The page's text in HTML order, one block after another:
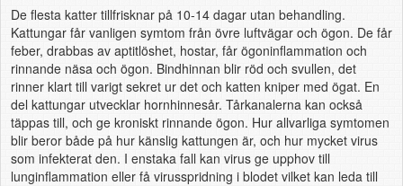
De flesta katter tillfrisknar på 10-14 dagar utan behandling.
Kattungar får vanligen symtom från övre luftvägar och ögon. De får
feber, drabbas av aptitlöshet, hostar, får ögoninflammation och
rinnande näsa och ögon. Bindhinnan blir röd och svullen, det
rinner klart till varigt sekret ur det och katten kniper med ögat. En
del kattungar utvecklar hornhinnesår. Tårkanalerna kan också
täppas till, och ge kroniskt rinnande ögon. Hur allvarliga symtomen
blir beror både på hur känslig kattungen är, och hur mycket virus
som infekterat den. I enstaka fall kan virus ge upphov till
lunginflammation eller få virusspridning i blodet vilket kan leda till